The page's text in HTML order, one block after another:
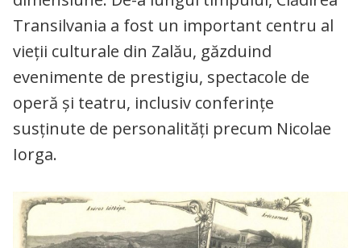
Transilvania a fost un important centru al
vieții culturale din Zalău, găzduind
evenimente de prestigiu, spectacole de
operă și teatru, inclusiv conferințe
susținute de personalități precum Nicolae
Iorga.